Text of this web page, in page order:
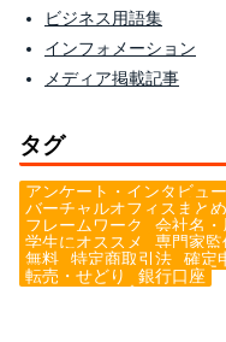
ビジネス用語集
インフォメーション
メディア掲載記事
タグ
アンケート・インタビュー
バーチャルオフィスまとめ
フレームワーク
会社名・
学生にオススメ
専門家監
無料
特定商取引法 確定
転売・せどり
銀行口座